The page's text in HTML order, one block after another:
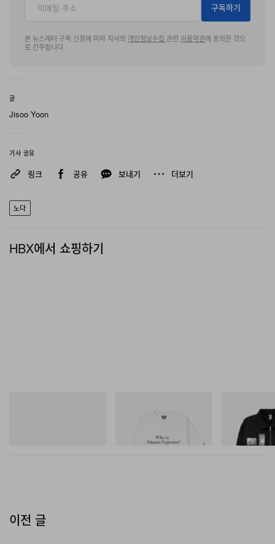
구독하기
본 뉴스레터 구독 신청에 따라 자사의 개인정보수집 관련 이용약관에 동의한 것으
로 간주됩니다.
글
Jisoo Yoon
기사 공유
링크 공유 보내기 더보기
노다
HBX에서 쇼핑하기
Billionaire Boys Club X Initial
D Cotton T-Shirt 3
Billionaire
D Cotton Jacket
쇼핑하기